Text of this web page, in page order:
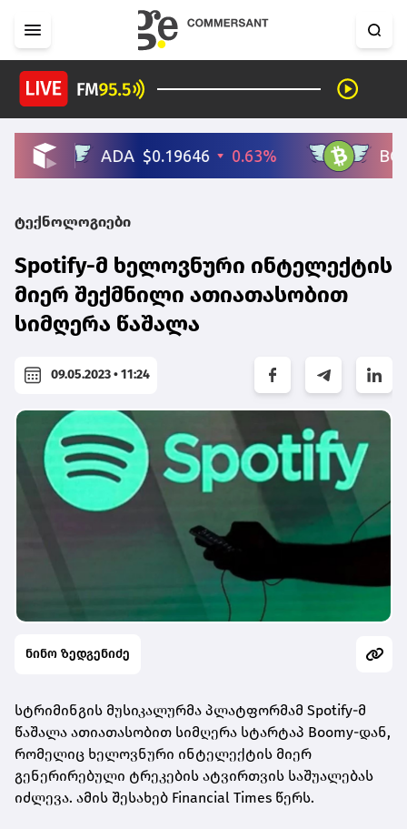
ტექნოლოგიები
Spotify-მ ხელოვნური ინტელექტის
მიერ შექმნილი ათიათასობით
სიმღერა წაშალა
09.05.2023 • 11:24
ნინო ზედგენიძე
სტრიმინგის მუსიკალურმა პლატფორმამ Spotify-მ
წაშალა ათიათასობით სიმღერა სტარტაპ Boomy-დან,
რომელიც ხელოვნური ინტელექტის მიერ
გენერირებული ტრეკების ატვირთვის საშუალებას
იძლევა. ამის შესახებ Financial Times წერს.